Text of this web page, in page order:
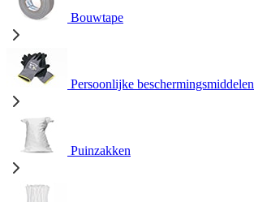
Bouwtape
Persoonlijke beschermingsmiddelen
Puinzakken